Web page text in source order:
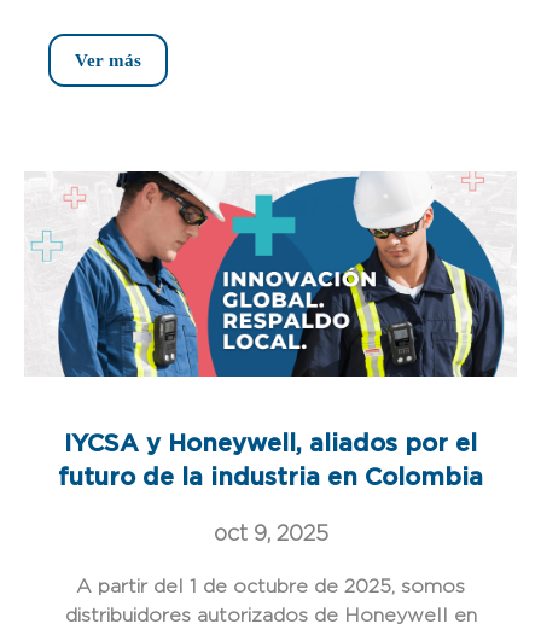
Ver más
IYCSA y Honeywell, aliados por el
futuro de la industria en Colombia
oct 9, 2025
A partir del 1 de octubre de 2025, somos
distribuidores autorizados de Honeywell en